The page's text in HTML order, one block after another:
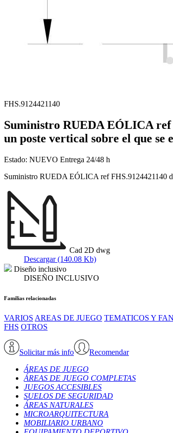
FHS.9124421140
Suministro RUEDA EÓLICA ref
un poste vertical sobre el que se
Estado: NUEVO Entrega 24/48 h
Suministro RUEDA EÓLICA ref FHS.9124421140
Cad 2D dwg
Descargar (140.08 Kb)
Diseño inclusivo
DISEÑO INCLUSIVO
Familias relacionadas
VARIOS AREAS DE JUEGO TEMATICOS Y
FHS OTROS
Solicitar más info
Recomendar
ÁREAS DE JUEGO
ÁREAS DE JUEGO COMPLETAS
JUEGOS ACCESIBLES
SUELOS DE SEGURIDAD
ÁREAS NATURALES
MICROARQUITECTURA
MOBILIARIO URBANO